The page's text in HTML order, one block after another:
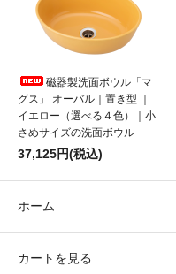
磁器製洗面ボウル「マ
グス」 オーバル｜置き型 ｜
イエロー（選べる４色）｜小
さめサイズの洗面ボウル
37,125円(税込)
ホーム
カートを見る